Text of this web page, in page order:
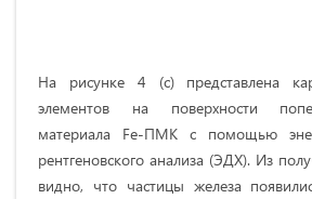
На рисунке 4 (c) представлена
элементов на поверхности
материала Fe-ПМК с помощью
рентгеновского анализа (ЭДХ). Из
видно, что частицы железа